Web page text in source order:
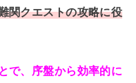
関クエストの攻略に役
で、序盤から効率的に